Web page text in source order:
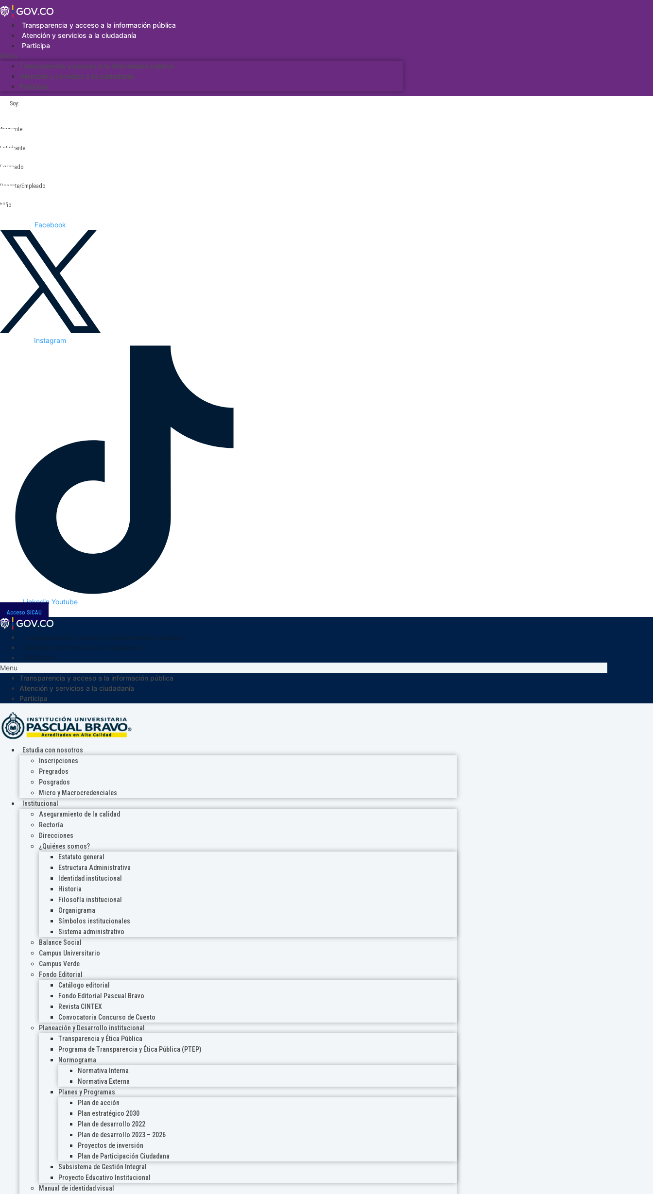
Saltar
al
contenidoTransparencia y acceso a la información pública
Atención y servicios a la ciudadanía
Participa
Menu
Transparencia y acceso a la información pública
Atención y servicios a la ciudadanía
Participa
Soy:
Aspirante
Estudiante
Egresado
Docente/Empleado
Niño
Facebook
Instagram
Linkedin Youtube
Acceso SICAU
Menu
Transparencia y acceso a la información pública
Atención y servicios a la ciudadanía
Participa
Estudia con nosotros
Inscripciones
Pregrados
Posgrados
Micro y Macrocredenciales
Institucional
Aseguramiento de la calidad
Rectoría
Direcciones
¿Quiénes somos?
Estatuto general
Estructura Administrativa
Identidad institucional
Historia
Filosofía institucional
Organigrama
Símbolos institucionales
Sistema administrativo
Balance Social
Campus Universitario
Campus Verde
Fondo Editorial
Catálogo editorial
Fondo Editorial Pascual Bravo
Revista CINTEX
Convocatoria Concurso de Cuento
Planeación y Desarrollo institucional
Transparencia y Ética Pública
Programa de Transparencia y Ética Pública (PTEP)
Normograma
Normativa Interna
Normativa Externa
Planes y Programas
Plan de acción
Plan estratégico 2030
Plan de desarrollo 2022
Plan de desarrollo 2023 – 2026
Proyectos de inversión
Plan de Participación Ciudadana
Subsistema de Gestión Integral
Proyecto Educativo Institucional
Manual de identidad visual